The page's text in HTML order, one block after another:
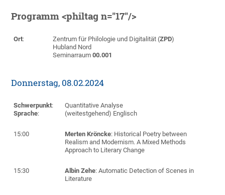
Programm<philtag n="17"/>
Ort: Zentrum für Philologie und Digitalität (ZPD)
Hubland Nord
Seminarraum00.001
Donnerstag, 08.02.2024
Schwerpunkt:
Sprache:
Quantitative Analyse
(weitestgehend) Englisch
15:00 Merten Kröncke: Historical Poetry between
Realism and Modernism. A Mixed Methods
Approach to Literary Change
15:30 Albin Zehe: Automatic Detection of Scenes in
Literature